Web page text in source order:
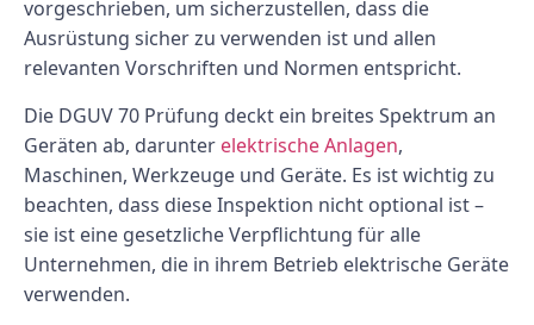
vorgeschrieben, um sicherzustellen, dass die
Ausrüstung sicher zu verwenden ist und allen
relevanten Vorschriften und Normen entspricht.
Die DGUV 70 Prüfung deckt ein breites Spektrum an
Geräten ab, darunter elektrische Anlagen,
Maschinen, Werkzeuge und Geräte. Es ist wichtig zu
beachten, dass diese Inspektion nicht optional ist –
sie ist eine gesetzliche Verpflichtung für alle
Unternehmen, die in ihrem Betrieb elektrische Geräte
verwenden.